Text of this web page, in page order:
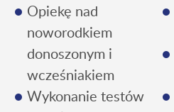
Opiekę nad
noworodkiem
donoszonym i
wcześniakiem
Wykonanie testów